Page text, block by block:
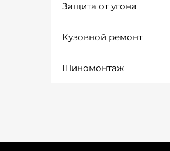
Защита от угона
Кузовной ремонт
Шиномонтаж